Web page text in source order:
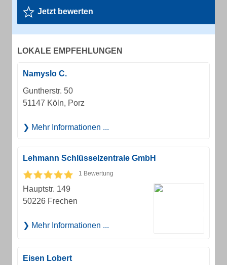
Jetzt bewerten
LOKALE EMPFEHLUNGEN
Namyslo C.
Guntherstr. 50
51147 Köln, Porz
Mehr Informationen ...
Lehmann Schlüsselzentrale GmbH
1 Bewertung
Hauptstr. 149
50226 Frechen
Mehr Informationen ...
Eisen Lobert